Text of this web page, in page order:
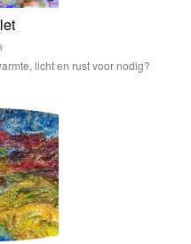
licht en rust voor nodig?